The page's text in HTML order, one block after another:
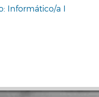
Informático/a I